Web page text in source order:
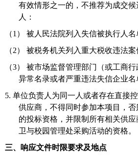
有效情形之一的，不推荐为成交
人：
（1） 被人民法院列入失信被执行人名
（2） 被税务机关列入重大税收违法案
（3） 被市场监督管理部门（或工商
异常名录或者严重违法失信企业名
5. 单位负责人为同一人或者存在直接
供应商，不得同时参加本项目，
的投标资格，并限制所有相关供
卫与校园管理处采购活动的资格。
三、响应文件时限要求及地点